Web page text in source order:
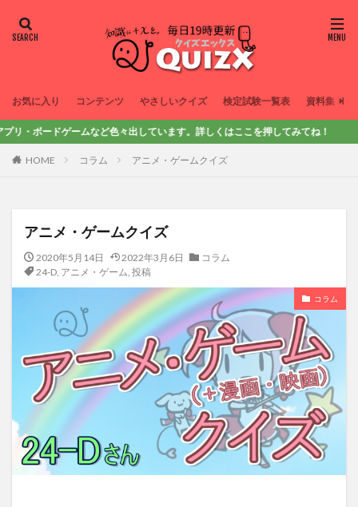
お気に入り コンテンツ やさしいクイズ 検定試験一覧表 資料集
ど色々出しています。詳しくはここを押してみてね！
HOME コラム アニメ・ゲームクイズ
アニメ・ゲームクイズ
2020年5月14日 2022年3月6日
コラム
24-D, アニメ・ゲーム, 投稿
コラム